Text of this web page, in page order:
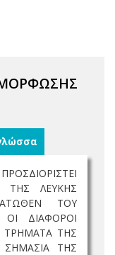
ΛΕΥΚΗΣ
ΤΟΥ
ΔΙΑΦΟΡΟΙ
ΤΡΗΜΑΤΑ ΤΗΣ
ΣΗΜΑΣΙΑ ΤΗΣ